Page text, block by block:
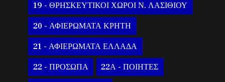
19 - ΘΡΗΣΚΕΥΤΙΚΟΙ ΧΩΡΟΙ Ν. ΛΑΣΙΘΙΟΥ
20 - ΑΦΙΕΡΩΜΑΤΑ ΚΡΗΤΗ
21 - ΑΦΙΕΡΩΜΑΤΑ ΕΛΛΑΔΑ
22 - ΠΡΟΣΩΠΑ 22Α - ΠΟΙΗΤΕΣ